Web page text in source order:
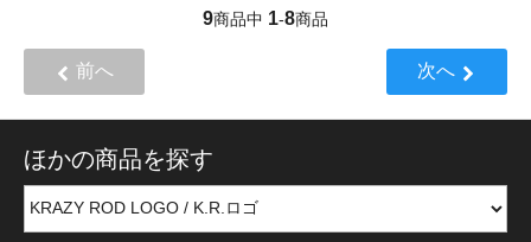
9商品中 1-8商品
前へ 次へ
ほかの商品を探す